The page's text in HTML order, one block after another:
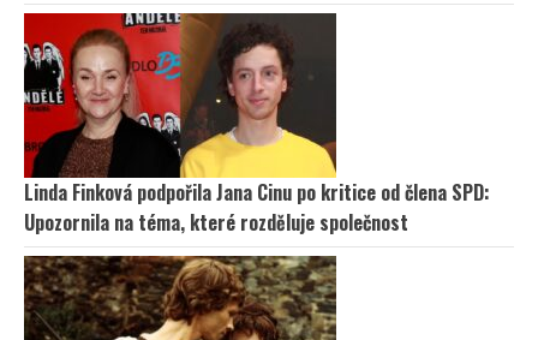
Linda Finková podpořila Jana Cinu po kritice od člena SPD:
Upozornila na téma, které rozděluje společnost